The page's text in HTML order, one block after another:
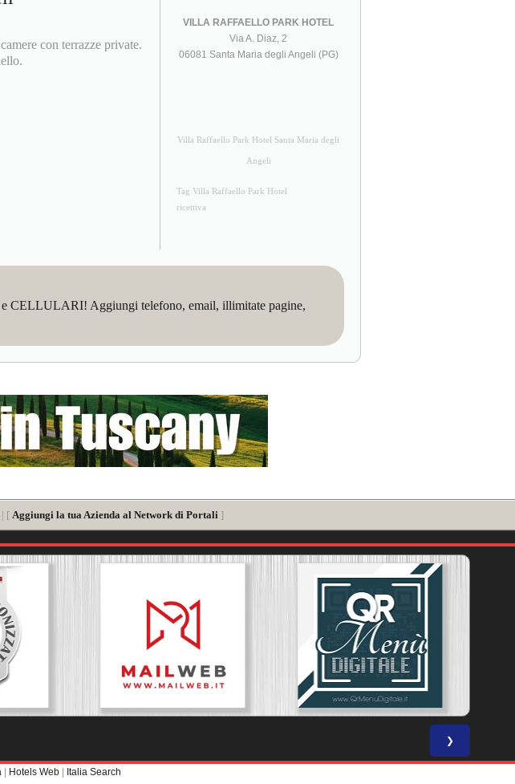
con terrazze private.
VILLA RAFFAELLO PARK HOTEL
Via A. Diaz, 2
06081 Santa Maria degli Angeli (PG)
Villa Raffaello Park Hotel Santa Maria degli
Angeli
Tag Villa Raffaello Park Hotel
ricettiva
CELLULARI! Aggiungi telefono, email, illimitate pagine,
[ Aggiungi la tua Azienda al Network di Portali ]
❯
| Hotels Web | Italia Search